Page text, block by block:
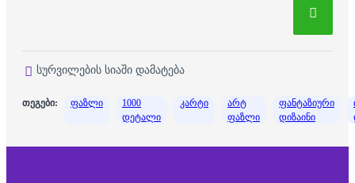
სურვილების სიაში დამატება
თეგები: ფაზლი
1000
დეტალი
კარტი
არტ
ფაზლი
ფანტაზიური
დიზაინი